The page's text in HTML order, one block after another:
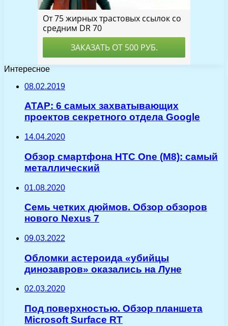
Интересное
08.02.2019
ATAP: 6 самых захватывающих
проектов секретного отдела Google
14.04.2020
Обзор смартфона HTC One (M8): самый
металлический
01.08.2020
Семь четких дюймов. Обзор обзоров
нового Nexus 7
09.03.2022
Обломки астероида «убийцы
динозавров» оказались на Луне
02.03.2020
Под поверхностью. Обзор планшета
Microsoft Surface RT